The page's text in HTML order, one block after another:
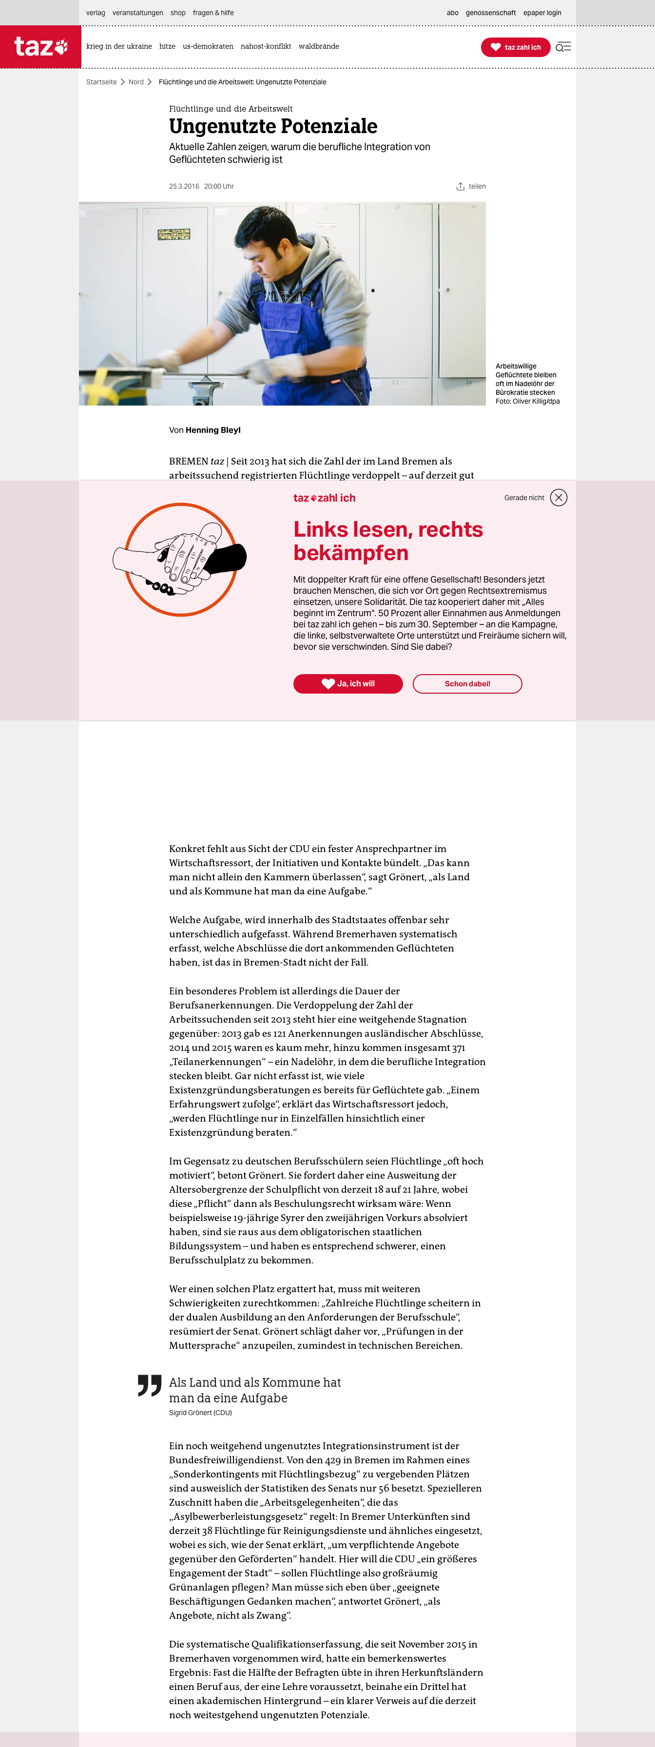
themen
fragen & hilfe
unterstützen
abo
verlag
veranstaltungen shop fragen & hilfe abo genossenschaft epaper login
krieg in der ukraine hitze us-demokraten nahost-konflikt waldbrände 
taz zahl ich
taz zahl ich
Startseite Nord Flüchtlinge und die Arbeitswelt: Ungenutzte Potenziale
Flüchtlinge und die Arbeitswelt
Ungenutzte Potenziale
Aktuelle Zahlen zeigen, warum die berufliche Integration von
Geflüchteten schwierig ist
25.3.2016 20:00 Uhr teilen
Arbeitswillige
Geflüchtete bleiben
oft im Nadelöhr der
Bürokratie stecken
Foto: Oliver Killig/dpa
Von Henning Bleyl
BREMEN taz | Seit 2013 hat sich die Zahl der im Land Bremen als
arbeitssuchend registrierten Flüchtlinge verdoppelt – auf derzeit gut
Bremen-Stadt fällt dabei auf, dass der Zuwachs arbeitssuchender
Frauen geringer ausfällt als bei den Männern.
Aus Sicht der CDU tut der Senat deutlich zu wenig, um die Integration
der Geflüchteten in den Arbeitsmarkt voranzubringen. Der Senat
dürfe sich nicht, sagt die flüchtlingspolitische Sprechern der CDU,
Sigrid Grönert, auf den Standpunkt zurückziehen, „die Arbeitsagentur
wird das schon richten“. Auch das Engagement der Wirtschaft, Arbeits-
oder zumindest Praktikumsplätze bereitzustellen, brauche stärkere
Unterstützung. Bislang haben rund 200 Bremer Betriebe an die 700
Konkret fehlt aus Sicht der CDU ein fester Ansprechpartner im
Wirtschaftsressort, der Initiativen und Kontakte bündelt. „Das kann
man nicht allein den Kammern überlassen“, sagt Grönert, „als Land
und als Kommune hat man da eine Aufgabe.“
Welche Aufgabe, wird innerhalb des Stadtstaates offenbar sehr
unterschiedlich aufgefasst. Während Bremerhaven systematisch
erfasst, welche Abschlüsse die dort ankommenden Geflüchteten
haben, ist das in Bremen-Stadt nicht der Fall.
Ein besonderes Problem ist allerdings die Dauer der
Berufsanerkennungen. Die Verdoppelung der Zahl der
Arbeitssuchenden seit 2013 steht hier eine weitgehende Stagnation
gegenüber: 2013 gab es 121 Anerkennungen ausländischer Abschlüsse,
2014 und 2015 waren es kaum mehr, hinzu kommen insgesamt 371
„Teilanerkennungen“ – ein Nadelöhr, in dem die berufliche Integration
stecken bleibt. Gar nicht erfasst ist, wie viele
Existenzgründungsberatungen es bereits für Geflüchtete gab. „Einem
Erfahrungswert zufolge“, erklärt das Wirtschaftsressort jedoch,
„werden Flüchtlinge nur in Einzelfällen hinsichtlich einer
Existenzgründung beraten.“
Im Gegensatz zu deutschen Berufsschülern seien Flüchtlinge „oft hoch
motiviert“, betont Grönert. Sie fordert daher eine Ausweitung der
Altersobergrenze der Schulpflicht von derzeit 18 auf 21 Jahre, wobei
diese „Pflicht“ dann als Beschulungsrecht wirksam wäre: Wenn
beispielsweise 19-jährige Syrer den zweijährigen Vorkurs absolviert
haben, sind sie raus aus dem obligatorischen staatlichen
Bildungssystem – und haben es entsprechend schwerer, einen
Berufsschulplatz zu bekommen.
Wer einen solchen Platz ergattert hat, muss mit weiteren
Schwierigkeiten zurechtkommen: „Zahlreiche Flüchtlinge scheitern in
der dualen Ausbildung an den Anforderungen der Berufsschule“,
resümiert der Senat. Grönert schlägt daher vor, „Prüfungen in der
Muttersprache“ anzupeilen, zumindest in technischen Bereichen.
 Als Land und als Kommune hat
man da eine Aufgabe
Sigrid Grönert (CDU)
Ein noch weitgehend ungenutztes Integrationsinstrument ist der
Bundesfreiwilligendienst. Von den 429 in Bremen im Rahmen eines
„Sonderkontingents mit Flüchtlingsbezug“ zu vergebenden Plätzen
sind ausweislich der Statistiken des Senats nur 56 besetzt. Spezielleren
Zuschnitt haben die „Arbeitsgelegenheiten“, die das
„Asylbewerberleistungsgesetz“ regelt: In Bremer Unterkünften sind
derzeit 38 Flüchtlinge für Reinigungsdienste und ähnliches eingesetzt,
wobei es sich, wie der Senat erklärt, „um verpflichtende Angebote
gegenüber den Geförderten“ handelt. Hier will die CDU „ein größeres
Engagement der Stadt“ – sollen Flüchtlinge also großräumig
Grünanlagen pflegen? Man müsse sich eben über „geeignete
Beschäftigungen Gedanken machen“, antwortet Grönert, „als
Angebote, nicht als Zwang“.
Die systematische Qualifikationserfassung, die seit November 2015 in
Bremerhaven vorgenommen wird, hatte ein bemerkenswertes
Ergebnis: Fast die Hälfte der Befragten übte in ihren Herkunftsländern
einen Beruf aus, der eine Lehre voraussetzt, beinahe ein Drittel hat
einen akademischen Hintergrund – ein klarer Verweis auf die derzeit
noch weitestgehend ungenutzten Potenziale.
taz zahl ich Gerade nicht
Links lesen, rechts
bekämpfen
Mit doppelter Kraft für eine offene Gesellschaft! Besonders jetzt
brauchen Menschen, die sich vor Ort gegen Rechtsextremismus
einsetzen, unsere Solidarität. Die taz kooperiert daher mit „Alles
beginnt im Zentrum“. 50 Prozent aller Einnahmen aus Anmeldungen
bei taz zahl ich gehen – bis zum 30. September – an die Kampagne,
die linke, selbstverwaltete Orte unterstützt und Freiräume sichern will,
bevor sie verschwinden. Sind Sie dabei?
 Ja, ich will Schon dabei!